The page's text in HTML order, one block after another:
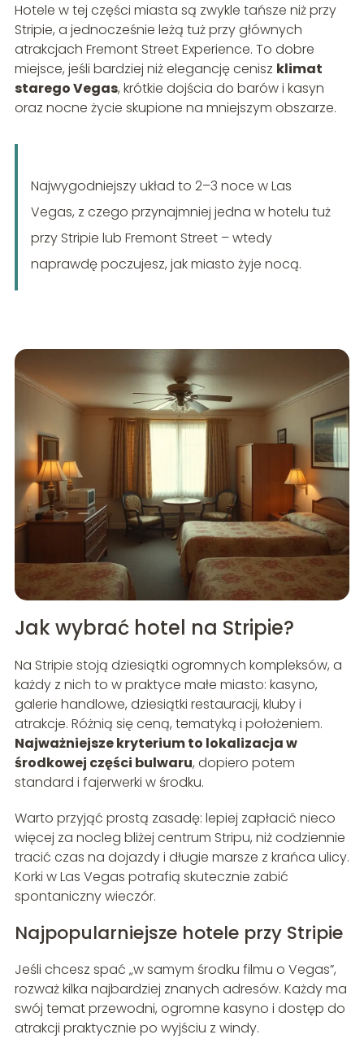
Hotele w tej części miasta są zwykle tańsze niż przy
Stripie, a jednocześnie leżą tuż przy głównych
atrakcjach Fremont Street Experience. To dobre
miejsce, jeśli bardziej niż elegancję cenisz klimat
starego Vegas, krótkie dojścia do barów i kasyn
oraz nocne życie skupione na mniejszym obszarze.
Najwygodniejszy układ to 2–3 noce w Las
Vegas, z czego przynajmniej jedna w hotelu tuż
przy Stripie lub Fremont Street – wtedy
naprawdę poczujesz, jak miasto żyje nocą.
Jak wybrać hotel na Stripie?
Na Stripie stoją dziesiątki ogromnych kompleksów, a
każdy z nich to w praktyce małe miasto: kasyno,
galerie handlowe, dziesiątki restauracji, kluby i
atrakcje. Różnią się ceną, tematyką i położeniem.
Najważniejsze kryterium to lokalizacja w
środkowej części bulwaru, dopiero potem
standard i fajerwerki w środku.
Warto przyjąć prostą zasadę: lepiej zapłacić nieco
więcej za nocleg bliżej centrum Stripu, niż codziennie
tracić czas na dojazdy i długie marsze z krańca ulicy.
Korki w Las Vegas potrafią skutecznie zabić
spontaniczny wieczór.
Najpopularniejsze hotele przy Stripie
Jeśli chcesz spać „w samym środku filmu o Vegas”,
rozważ kilka najbardziej znanych adresów. Każdy ma
swój temat przewodni, ogromne kasyno i dostęp do
atrakcji praktycznie po wyjściu z windy.